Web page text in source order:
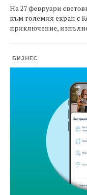
На 27 февруари
към големия екран с
приключение,
БИЗНЕС